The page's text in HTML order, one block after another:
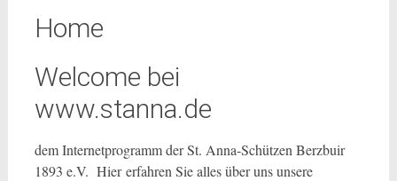
Home
Welcome bei
www.stanna.de
dem Internetprogramm der St. Anna-Schützen Berzbuir
1893 e.V. Hier erfahren Sie alles über uns unsere